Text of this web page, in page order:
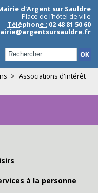
d'Argent sur Sauldre
Place de l’hôtel de ville
Téléphone : 02 48 81 50 60
de recherche
> Associations d'intérêt
à la personne